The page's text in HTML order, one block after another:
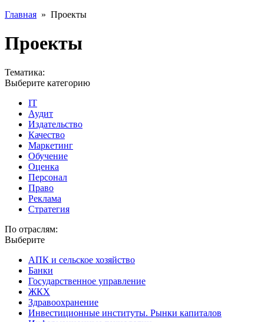
Главная » Проекты
Проекты
Тематика:
Выберите категорию
IT
Аудит
Издательство
Качество
Маркетинг
Обучение
Оценка
Персонал
Право
Реклама
Стратегия
По отраслям:
Выберите
АПК и сельское хозяйство
Банки
Государственное управление
ЖКХ
Здравоохранение
Инвестиционные институты. Рынки капиталов